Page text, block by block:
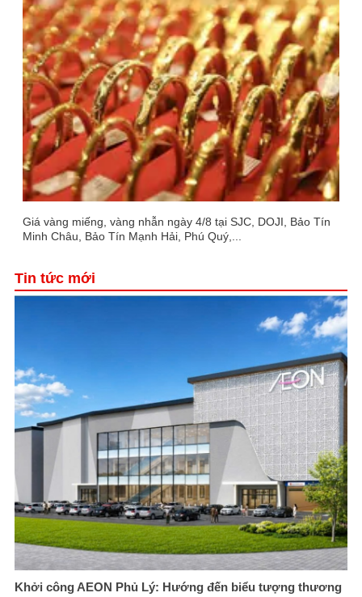
Giá vàng miếng, vàng nhẫn ngày 4/8 tại SJC, DOJI, Bảo Tín
Minh Châu, Bảo Tín Mạnh Hải, Phú Quý,...
Tin tức mới
Khởi công AEON Phủ Lý: Hướng đến biểu tượng thương